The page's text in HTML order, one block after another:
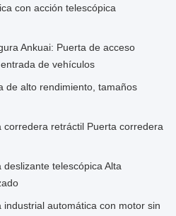
con acción telescópica
Ankuai: Puerta de acceso
de vehículos
de alto rendimiento, tamaños
corredera retráctil Puerta corredera
telescópica Alta
automática con motor sin